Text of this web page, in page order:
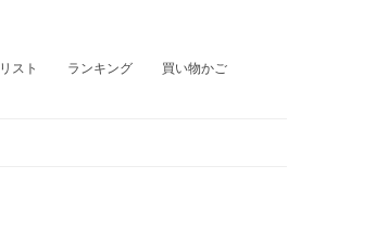
リスト ランキング
買い物かご